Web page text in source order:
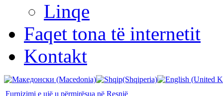
Linqe
Faqet tona të internetit
Kontakt
Furnizimi e ujë u përmirësua në Resnjë